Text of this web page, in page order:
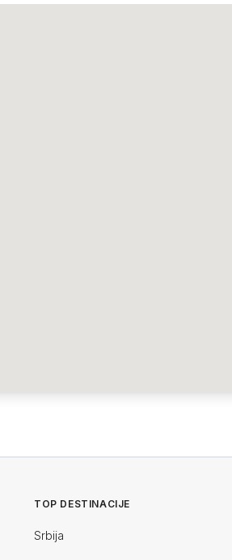
TOP DESTINACIJE
Srbija